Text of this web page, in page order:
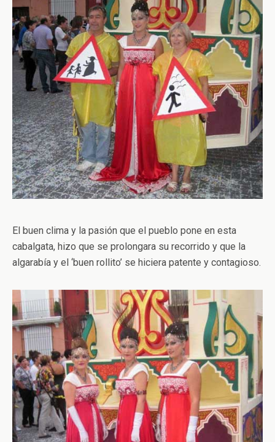
El buen clima y la pasión que el pueblo pone en esta
cabalgata, hizo que se prolongara su recorrido y que la
algarabía y el ‘buen rollito’ se hiciera patente y contagioso.